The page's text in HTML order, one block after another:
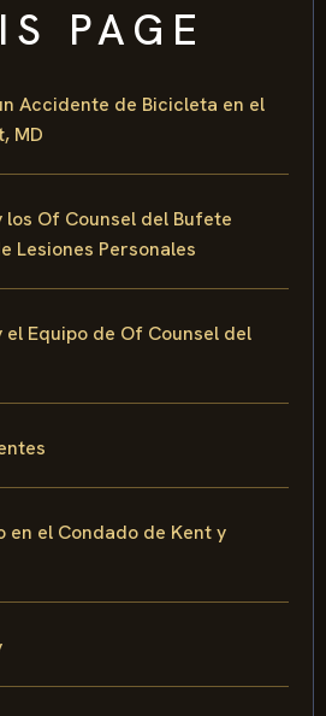
PAGE
Accidente de Bicicleta en el
MD
los Of Counsel del Bufete
Lesiones Personales
el Equipo de Of Counsel del
en el Condado de Kent y